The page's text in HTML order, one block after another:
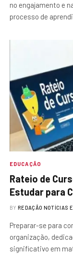
no engajamento e
processo de
EDUCAÇÃO
Rateio de
Estudar para
BY REDAÇÃO NOTÍCIAS
Preparar-se para
organização,
significativo em